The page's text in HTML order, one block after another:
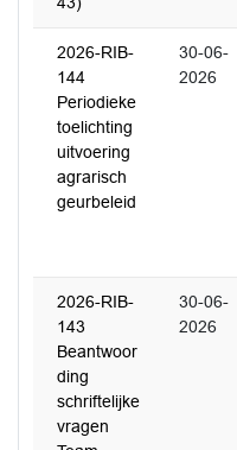
2026-RIB-
144
Periodieke
toelichting
uitvoering
agrarisch
geurbeleid
30-06-
2026
2026-RIB-
143
Beantwoor
ding
schriftelijke
vragen
30-06-
2026